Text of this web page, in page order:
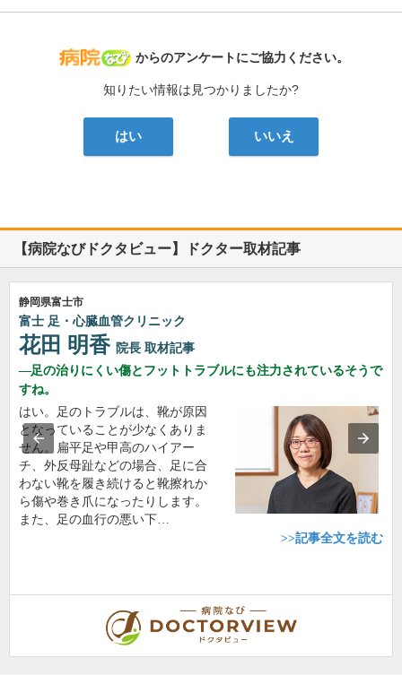
病院なび
からのアンケートにご協力ください。
知りたい情報は見つかりましたか?
はい いいえ
【病院なびドクタビュー】ドクター取材記事
静岡県富士市
富士 足・心臓血管クリニック
花田 明香 院長 取材記事
足の治りにくい傷とフットトラブルにも注力されているそうで
すね。
はい。足のトラブルは、靴が原因
となっていることが少なくありま
せん。扁平足や甲高のハイアー
チ、外反母趾などの場合、足に合
わない靴を履き続けると靴擦れか
ら傷や巻き爪になったりします。
また、足の血行の悪い下…
>>記事全文を読む